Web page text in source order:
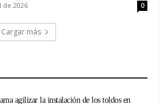
de 2026 0
Cargar más
agilizar la instalación de los toldos en